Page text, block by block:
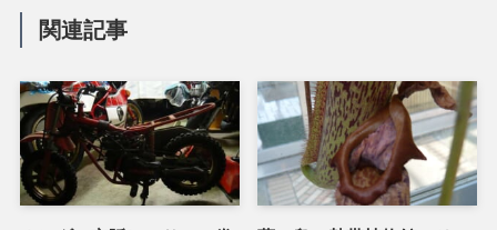
関連記事